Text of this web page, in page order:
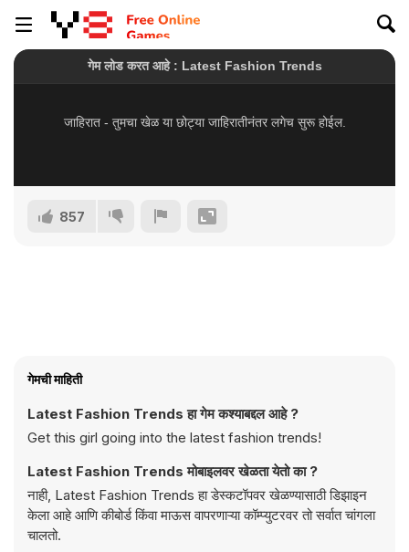
857
गेमची माहिती
Latest Fashion Trends हा गेम कश्याबद्दल आहे ?
Get this girl going into the latest fashion trends!
Latest Fashion Trends मोबाइलवर खेळता येतो का ?
नाही, Latest Fashion Trends हा डेस्कटॉपवर खेळण्यासाठी डिझाइन
केला आहे आणि कीबोर्ड किंवा माऊस वापरणाऱ्या कॉम्प्युटरवर तो सर्वात चांगला
चालतो.